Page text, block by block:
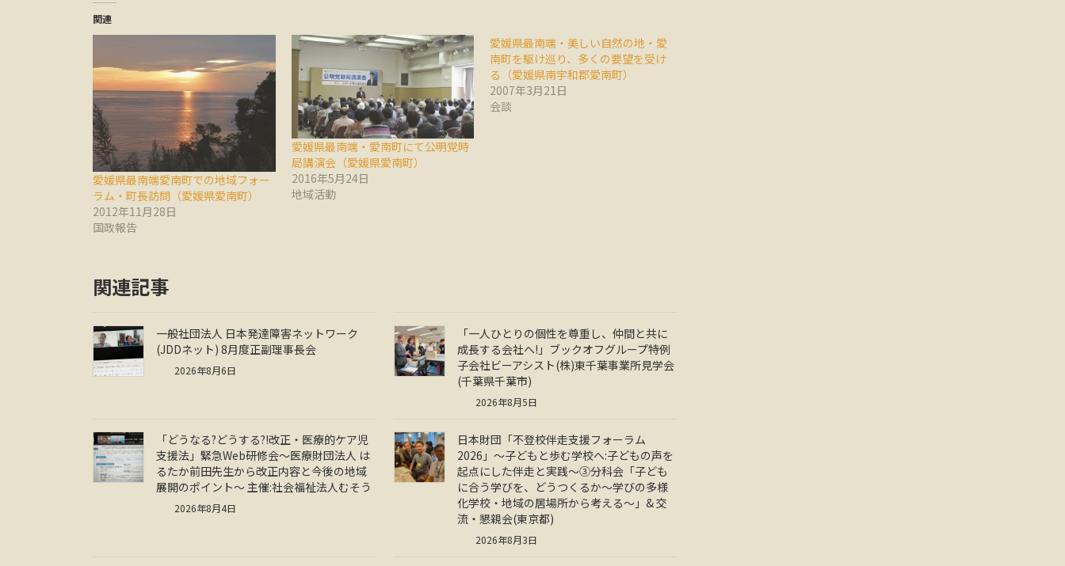
関連
愛媛県最南端愛南町での地域フォー
ラム・町長訪問（愛媛県愛南町）
2012年11月28日
国政報告
愛媛県最南端・愛南町にて公明党時
局講演会（愛媛県愛南町）
2016年5月24日
地域活動
愛媛県最南端・美しい自然の地・愛
南町を駆け巡り、多くの要望を受け
る（愛媛県南宇和郡愛南町）
2007年3月21日
会談
関連記事
一般社団法人 日本発達障害ネットワーク
(JDDネット) 8月度正副理事長会
2026年8月6日
「一人ひとりの個性を尊重し、仲間と共に
成長する会社へ!」ブックオフグループ特例
子会社ビーアシスト(株)東千葉事業所見学会
(千葉県千葉市)
2026年8月5日
「どうなる?どうする?!改正・医療的ケア児
支援法」緊急Web研修会～医療財団法人 は
るたか前田先生から改正内容と今後の地域
展開のポイント～ 主催:社会福祉法人むそう
2026年8月4日
日本財団「不登校伴走支援フォーラム
2026」～子どもと歩む学校へ:子どもの声を
起点にした伴走と実践～③分科会「子ども
に合う学びを、どうつくるか～学びの多様
化学校・地域の居場所から考える～」& 交
流・懇親会(東京都)
2026年8月3日